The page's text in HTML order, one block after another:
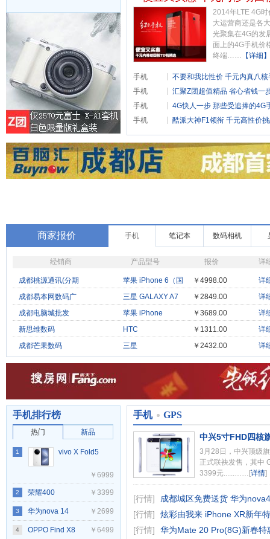
2014年LTE 4G
大运营商还是各
光聚集在4G的发
面上的4G手机价
终端…… 【详细】
不要和我比性价 千元内真八
手机
汇聚Z团超值精品 省心省钱一
手机
4G快人一步 那些受追捧的4G
手机
酷派大神F1领衔 千元高性价
手机
手机 笔记本 数码相机
商家报价
经销商 产品型号 报价 详
成都桃源通讯(分期
苹果 iPhone 6（国
际
￥4998.00
详
成都易本网数码广
三星 GALAXY A7
（A
￥2849.00
详
成都电脑城批发
苹果 iPhone
5S（双
￥3689.00
详
新思维数码
HTC
T3333（Touch 2
￥1311.00
详
成都芒果数码
三星
E110S（Celox）
￥2432.00 详
手机排行榜
热门 新品
vivo X Fold5
1
￥6999
荣耀400
Pro(12GB/256GB)
2 ￥3399
华为nova 14
3 ￥2699
OPPO Find X8
4 ￥6499
手机 GPS
中兴5寸FHD四核
3月28日，中兴顶级
正式联袂发售，其中
3399元......……[详情]
成都城区免费送货 华为
[行情]
炫彩由我来 iPhone XR新年
[行情]
华为Mate 20 Pro(8G)新春特
[行情]